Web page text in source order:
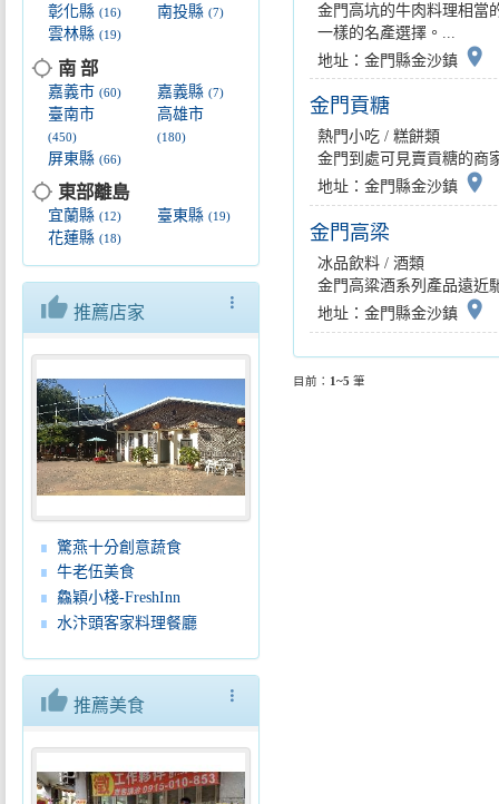
彰化縣 (16) 南投縣(7)
雲林縣 (19)
location_searching 南 部
嘉義市 (60) 嘉義縣(7)
臺南市
(450)
高雄市
(180)
屏東縣 (66)
location_searching 東部離島
宜蘭縣 (12) 臺東縣(19)
花蓮縣 (18)
more_vert
thumb_up 推薦店家
驚燕十分創意蔬食
牛老伍美食
鱻穎小棧-FreshInn
水汴頭客家料理餐廳
more_vert
thumb_up 推薦美食
金門高坑的牛肉料理相當
一樣的名產選擇。...
地址：金門縣金沙鎮 place
金門貢糖
熱門小吃 / 糕餅類
金門到處可見賣貢糖的商
地址：金門縣金沙鎮 place
金門高梁
冰品飲料 / 酒類
金門高粱酒系列產品遠近
地址：金門縣金沙鎮 place
目前： 1~5 筆